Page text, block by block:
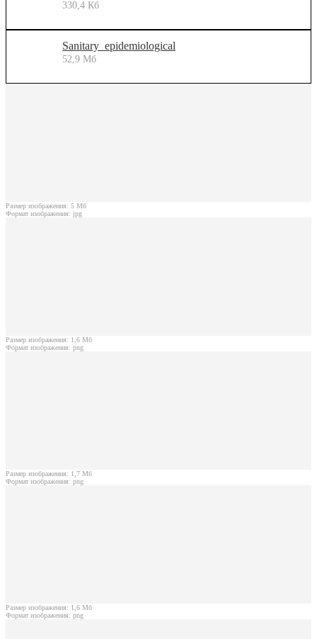
330,4 Кб
Sanitary_epidemiological
52,9 Мб
Размер изображения: 5 Мб
Формат изображения: jpg
Размер изображения: 1,6 Мб
Формат изображения: png
Размер изображения: 1,7 Мб
Формат изображения: png
Размер изображения: 1,6 Мб
Формат изображения: png